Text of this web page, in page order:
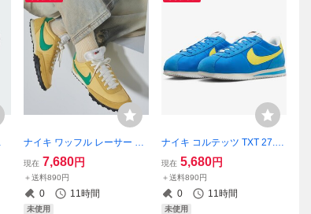
ナイキ ワッフル レーサー 27
cm 定価12430円 トパーズゴ
ールド/グリーン WAFFLE RA
CER スニーカー
現在 7,680円
＋送料890円
0 11時間
未使用
ナイキ コルテッツ TXT 27.5c
m 定価12430円 ブルー/イエ
ロー 青 黄色 CORTEZ TXT カ
ジュアルシューズ スニーカ
ー
現在 5,680円
＋送料890円
0 11時間
未使用